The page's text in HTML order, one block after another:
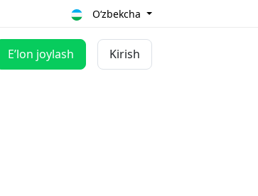
O‘zbekcha
Eʼlon joylash Kirish